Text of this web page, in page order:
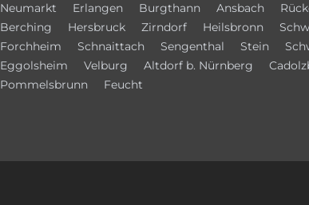
Neumarkt
Erlangen Burgthann Ansbach
Berching
Hersbruck Zirndorf Heilsbronn
Forchheim
Schnaittach Sengenthal Stein
Eggolsheim
Velburg Altdorf b. Nürnberg
Pommelsbrunn
Feucht